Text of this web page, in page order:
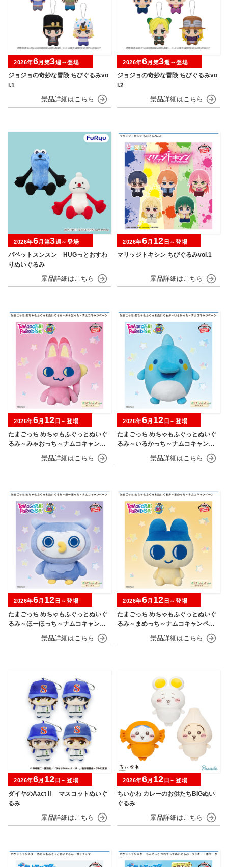
ジョジョの奇妙な冒険 ちびぐるみvo
l.1
2026年6月第3週～登場
ジョジョの奇妙な冒険 ちびぐるみvo
l.2
2026年6月第3週～登場
パペットスンスン HUGっとおすわ
りぬいぐるみ
2026年6月第3週～登場
マリッジトキシン ちびぐるみvol.1
2026年6月 12 日～登場
たまごっち めちゃもふぐっとぬいぐ
るみ～みゃおっち～ナムコキャンペ
2026年6月 12 日～登場
たまごっち めちゃもふぐっとぬいぐ
るみ～いるかっち～ナムコキャンペ
2026年6月 12 日～登場
たまごっち めちゃもふぐっとぬいぐ
るみ～ほーほっち～ナムコキャンペ
2026年6月 12 日～登場
たまごっち めちゃもふぐっとぬいぐ
るみ～まめっち～ナムコキャンペー
2026年6月 12 日～登場
ダイヤのAactⅡ マスコットぬいぐ
るみ
2026年6月 12 日～登場
ちいかわ カレーのお供たちBIGぬい
ぐるみ
2026年6月 12 日～登場